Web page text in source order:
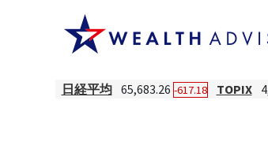
日経平均 65,683.26 -617.18 TOPIX